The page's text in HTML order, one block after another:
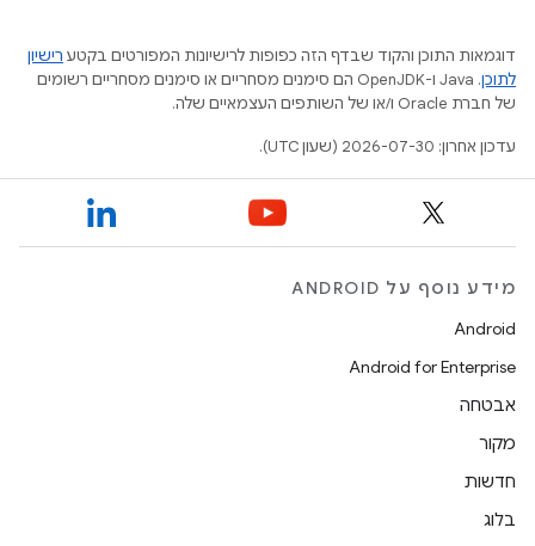
דוגמאות התוכן והקוד שבדף הזה כפופות לרישיונות המפורטים בקטע רישיון
לתוכן
.‏ Java ו-OpenJDK הם סימנים מסחריים או סימנים מסחריים רשומים
של חברת Oracle ו/או של השותפים העצמאיים שלה.
עדכון אחרון: 2026-07-30 (שעון UTC).
מידע נוסף על ANDROID
Android
Android for Enterprise
אבטחה
מקור
חדשות
בלוג